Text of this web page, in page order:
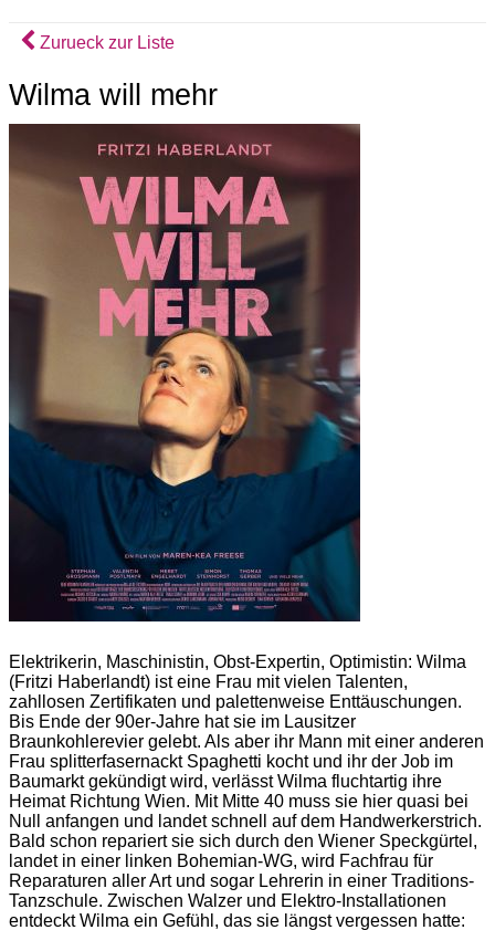
Zurueck zur Liste
Wilma will mehr
Elektrikerin, Maschinistin, Obst-Expertin, Optimistin: Wilma
(Fritzi Haberlandt) ist eine Frau mit vielen Talenten,
zahllosen Zertifikaten und palettenweise Enttäuschungen.
Bis Ende der 90er-Jahre hat sie im Lausitzer
Braunkohlerevier gelebt. Als aber ihr Mann mit einer anderen
Frau splitterfasernackt Spaghetti kocht und ihr der Job im
Baumarkt gekündigt wird, verlässt Wilma fluchtartig ihre
Heimat Richtung Wien. Mit Mitte 40 muss sie hier quasi bei
Null anfangen und landet schnell auf dem Handwerkerstrich.
Bald schon repariert sie sich durch den Wiener Speckgürtel,
landet in einer linken Bohemian-WG, wird Fachfrau für
Reparaturen aller Art und sogar Lehrerin in einer Traditions-
Tanzschule. Zwischen Walzer und Elektro-Installationen
entdeckt Wilma ein Gefühl, das sie längst vergessen hatte: